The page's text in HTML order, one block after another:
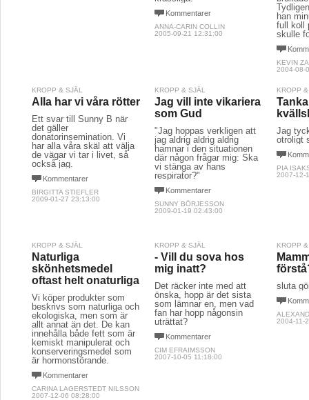
Kommentarer
ANNA-CARIN COLLIN
2005-09-21 12:31:00
han
full koll
skulle
KEVIN
2004-08-
KROPP & SJÄL
Alla har vi våra rötter
Ett svar till Sunny B när
det gäller
donatorinsemination. Vi
har alla våra skäl att välja
de vägar vi tar i livet, så
också jag.
Kommentarer
BIRGITTA STIEFLER
2009-01-27 23:13:00
KROPP & SJÄL
Jag vill inte vikariera
som Gud
"Jag hoppas verkligen att
jag aldrig aldrig aldrig
hamnar i den situationen
där någon frågar mig: Ska
vi stänga av hans
respirator?"
Kommentarer
SUNNY BÖRJESSON
2009-01-19 02:43:00
KROPP
Jag
otroligt
PIA
2007-12-
KROPP & SJÄL
Naturliga
skönhetsmedel
oftast helt onaturliga
Vi köper produkter som
beskrivs som naturliga och
ekologiska, men som är
allt annat än det. De kan
innehålla både fett som är
kemiskt manipulerat och
konserveringsmedel som
är hormonstörande.
Kommentarer
CARINA LAGERSTEDT NILSSON
2007-12-06 08:28:00
KROPP & SJÄL
- Vill du sova hos
mig inatt?
Det räcker inte med att
önska, hopp är det sista
som lämnar en, men vad
fan har hopp någonsin
uträttat?
Kommentarer
CIM EFRAIMSSON
2007-10-05 11:18:00
KROPP
sluta
2004-11-